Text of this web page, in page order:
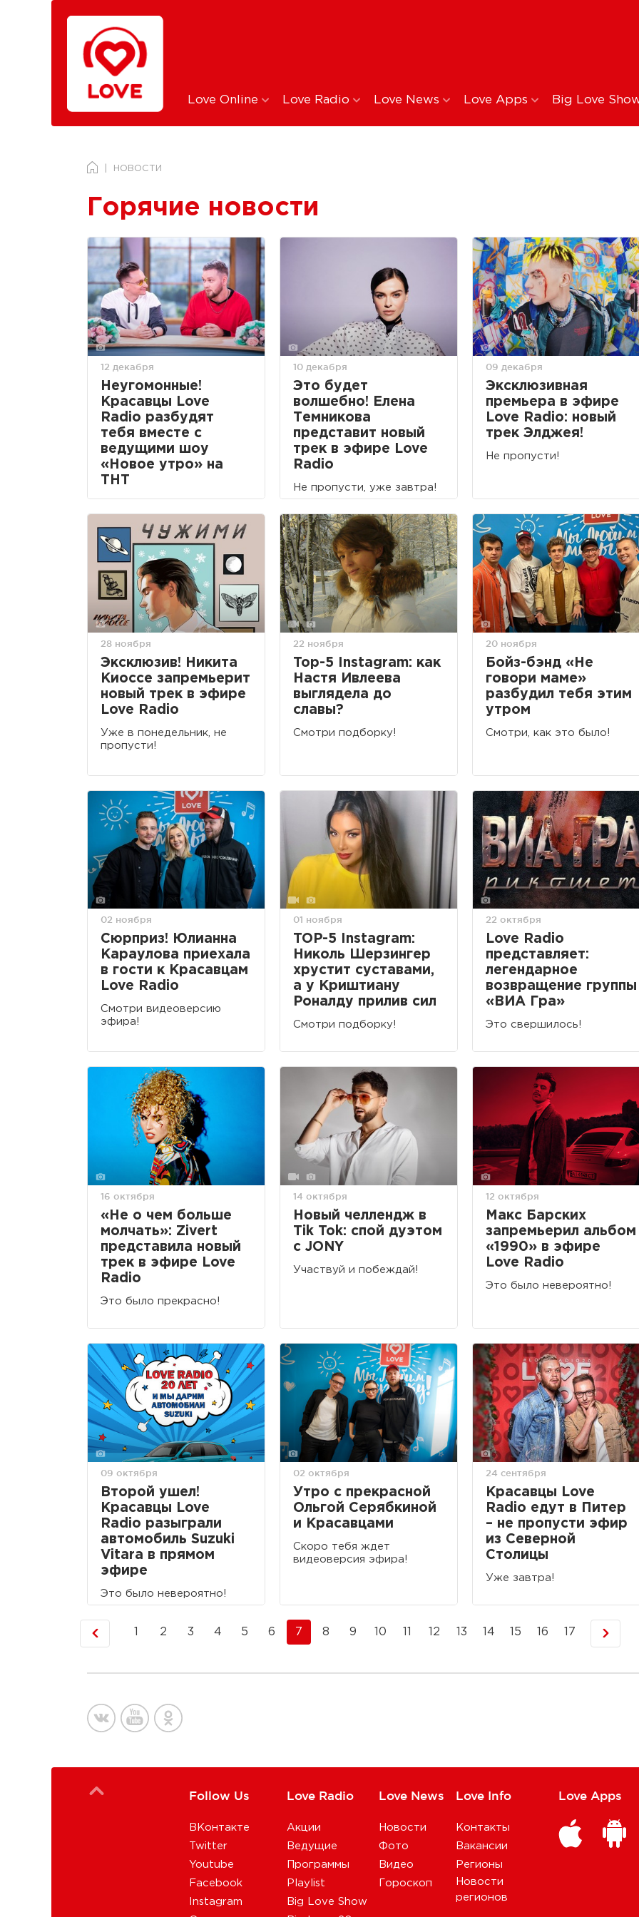
Love Online Love Radio Love News Love Apps Big Love
НОВОСТИ
Горячие новости
12 декабря
Неугомонные!
Красавцы Love
Radio разбудят
тебя вместе с
ведущими шоу
«Новое утро» на
ТНТ
10 декабря
Это будет
волшебно! Елена
Темникова
представит новый
трек в эфире Love
Radio
Не пропусти, уже завтра!
09 декабря
Эксклюзивная
премьера в эфире
Love Radio: новый
трек Элджея!
Не пропусти!
28 ноября
Эксклюзив! Никита
Киоссе запремьерит
новый трек в эфире
Love Radio
Уже в понедельник, не
пропусти!
22 ноября
Top-5 Instagram: как
Настя Ивлеева
выглядела до
славы?
Смотри подборку!
20 ноября
Бойз-бэнд «Не
говори маме»
разбудил тебя этим
утром
Смотри, как это было!
02 ноября
Сюрприз! Юлианна
Караулова приехала
в гости к Красавцам
Love Radio
Смотри видеоверсию
эфира!
01 ноября
TOP-5 Instagram:
Николь Шерзингер
хрустит суставами,
а у Криштиану
Роналду прилив сил
Смотри подборку!
22 октября
Love Radio
представляет:
легендарное
возвращение группы
«ВИА Гра»
Это свершилось!
16 октября
«Не о чем больше
молчать»: Zivert
представила новый
трек в эфире Love
Radio
Это было прекрасно!
14 октября
Новый челлендж в
Tik Tok: спой дуэтом
с JONY
Участвуй и побеждай!
12 октября
Макс Барских
запремьерил альбом
«1990» в эфире
Love Radio
Это было невероятно!
09 октября
Второй ушел!
Красавцы Love
Radio разыграли
автомобиль Suzuki
Vitara в прямом
эфире
Это было невероятно!
02 октября
Утро с прекрасной
Ольгой Серябкиной
и Красавцами
Скоро тебя ждет
видеоверсия эфира!
24 сентября
Красавцы Love
Radio едут в Питер
– не пропусти эфир
из Северной
Столицы
Уже завтра!
2 3 4 5 6 7 8 9 10 12 13 14 15 16 17
Follow Us
ВКонтакте
Twitter
Youtube
Facebook
Instagram
Love Radio
Акции
Ведущие
Программы
Playlist
Big Love Show
Love News
Новости
Фото
Видео
Гороскоп
Love Info
Контакты
Вакансии
Регионы
Новости
регионов
Love Apps